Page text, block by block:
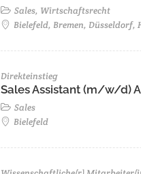
Sales, Wirtschaftsrecht
Bielefeld, Bremen,
Direkteinstieg
Sales Assistant (m/w/d)
Sales
Bielefeld